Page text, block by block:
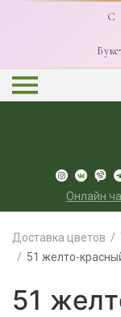
С
Онлайн
Доставка цветов
51 желто-
51